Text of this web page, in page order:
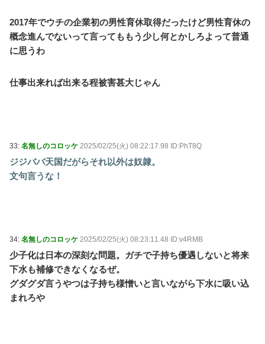
2017年でウチの企業初の男性育休取得だったけど男性育休の
概念進んでないって言ってももう少し何とかしろよって普通
に思うわ
仕事出来れば出来る程被害甚大じゃん
33: 名無しのコロッケ 2025/02/25(火) 08:22:17.98 ID:PhT8Q
ジジババ天国だがらそれ以外は奴隷。
文句言うな！
34: 名無しのコロッケ 2025/02/25(火) 08:23:11.48 ID:v4RMB
少子化は日本の深刻な問題。ガチで子持ち優遇しないと将来
下水も補修できなくなるぜ。
グダグダ言うやつは子持ち様憎いと言いながら下水に吸い込
まれろや